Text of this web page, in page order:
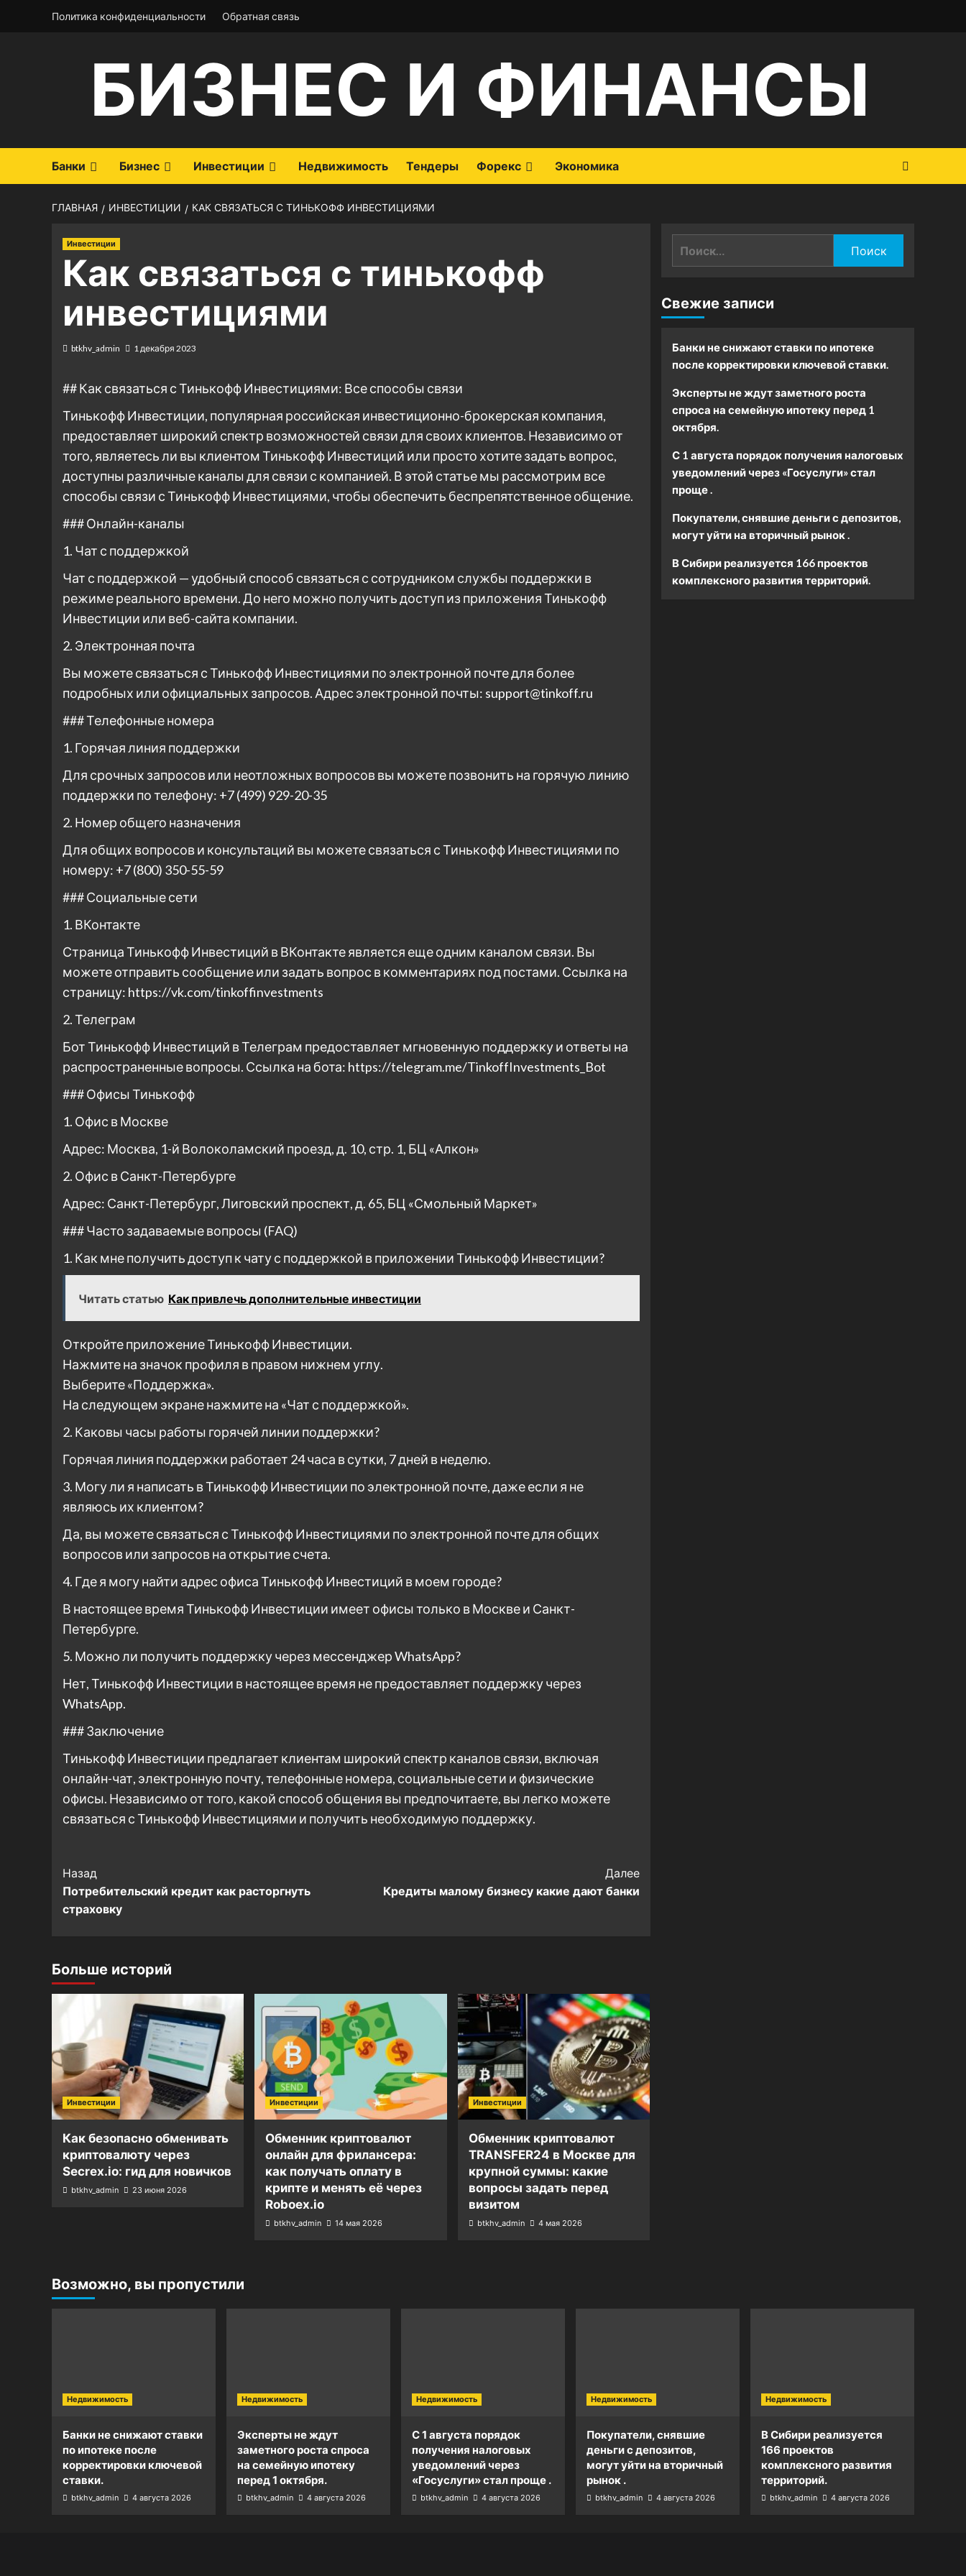
Политика конфиденциальности Обратная связь
БИЗНЕС И ФИНАНСЫ
Банки Бизнес Инвестиции Недвижимость Тендеры Форекс Экономика
ГЛАВНАЯ ИНВЕСТИЦИИ КАК СВЯЗАТЬСЯ С ТИНЬКОФФ ИНВЕСТИЦИЯМИ
Инвестиции
Как связаться с тинькофф
инвестициями
btkhv_admin 1 декабря 2023
## Как связаться с Тинькофф Инвестициями: Все способы связи
Тинькофф Инвестиции, популярная российская инвестиционно-брокерская компания,
предоставляет широкий спектр возможностей связи для своих клиентов. Независимо от
того, являетесь ли вы клиентом Тинькофф Инвестиций или просто хотите задать вопрос,
доступны различные каналы для связи с компанией. В этой статье мы рассмотрим все
способы связи с Тинькофф Инвестициями, чтобы обеспечить беспрепятственное общение.
### Онлайн-каналы
1. Чат с поддержкой
Чат с поддержкой — удобный способ связаться с сотрудником службы поддержки в
режиме реального времени. До него можно получить доступ из приложения Тинькофф
Инвестиции или веб-сайта компании.
2. Электронная почта
Вы можете связаться с Тинькофф Инвестициями по электронной почте для более
подробных или официальных запросов. Адрес электронной почты: support@tinkoff.ru
### Телефонные номера
1. Горячая линия поддержки
Для срочных запросов или неотложных вопросов вы можете позвонить на горячую линию
поддержки по телефону: +7 (499) 929-20-35
2. Номер общего назначения
Для общих вопросов и консультаций вы можете связаться с Тинькофф Инвестициями по
номеру: +7 (800) 350-55-59
### Социальные сети
1. ВКонтакте
Страница Тинькофф Инвестиций в ВКонтакте является еще одним каналом связи. Вы
можете отправить сообщение или задать вопрос в комментариях под постами. Ссылка на
страницу: https://vk.com/tinkoffinvestments
2. Телеграм
Бот Тинькофф Инвестиций в Телеграм предоставляет мгновенную поддержку и ответы на
распространенные вопросы. Ссылка на бота: https://telegram.me/TinkoffInvestments_Bot
### Офисы Тинькофф
1. Офис в Москве
Адрес: Москва, 1-й Волоколамский проезд, д. 10, стр. 1, БЦ «Алкон»
2. Офис в Санкт-Петербурге
Адрес: Санкт-Петербург, Лиговский проспект, д. 65, БЦ «Смольный Маркет»
### Часто задаваемые вопросы (FAQ)
1. Как мне получить доступ к чату с поддержкой в приложении Тинькофф Инвестиции?
Читать статью Как привлечь дополнительные инвестиции
Откройте приложение Тинькофф Инвестиции.
Нажмите на значок профиля в правом нижнем углу.
Выберите «Поддержка».
На следующем экране нажмите на «Чат с поддержкой».
2. Каковы часы работы горячей линии поддержки?
Горячая линия поддержки работает 24 часа в сутки, 7 дней в неделю.
3. Могу ли я написать в Тинькофф Инвестиции по электронной почте, даже если я не
являюсь их клиентом?
Да, вы можете связаться с Тинькофф Инвестициями по электронной почте для общих
вопросов или запросов на открытие счета.
4. Где я могу найти адрес офиса Тинькофф Инвестиций в моем городе?
В настоящее время Тинькофф Инвестиции имеет офисы только в Москве и Санкт-
Петербурге.
5. Можно ли получить поддержку через мессенджер WhatsApp?
Нет, Тинькофф Инвестиции в настоящее время не предоставляет поддержку через
WhatsApp.
### Заключение
Тинькофф Инвестиции предлагает клиентам широкий спектр каналов связи, включая
онлайн-чат, электронную почту, телефонные номера, социальные сети и физические
офисы. Независимо от того, какой способ общения вы предпочитаете, вы легко можете
связаться с Тинькофф Инвестициями и получить необходимую поддержку.
Post
Navigation
Назад
Потребительский кредит как расторгнуть
страховку
Далее
Кредиты малому бизнесу какие дают банки
Больше историй
Инвестиции
Как безопасно обменивать
криптовалюту через
Secrex.io: гид для новичков
btkhv_admin 23 июня 2026
Инвестиции
Обменник криптовалют
онлайн для фрилансера:
как получать оплату в
крипте и менять её через
Roboex.io
btkhv_admin 14 мая 2026
Инвестиции
Обменник криптовалют
TRANSFER24 в Москве для
крупной суммы: какие
вопросы задать перед
визитом
btkhv_admin 4 мая 2026
Свежие записи
Банки не снижают ставки по ипотеке
после корректировки ключевой ставки.
Эксперты не ждут заметного роста
спроса на семейную ипотеку перед 1
октября.
С 1 августа порядок получения налоговых
уведомлений через «Госуслуги» стал
проще .
Покупатели, снявшие деньги с депозитов,
могут уйти на вторичный рынок .
В Сибири реализуется 166 проектов
комплексного развития территорий.
Возможно, вы пропустили
Недвижимость
Банки не снижают ставки
по ипотеке после
корректировки ключевой
ставки.
btkhv_admin 4 августа 2026
Недвижимость
Эксперты не ждут
заметного роста спроса
на семейную ипотеку
перед 1 октября.
btkhv_admin 4 августа 2026
Недвижимость
С 1 августа порядок
получения налоговых
уведомлений через
«Госуслуги» стал проще .
btkhv_admin 4 августа 2026
Недвижимость
Покупатели, снявшие
деньги с депозитов,
могут уйти на вторичный
рынок .
btkhv_admin 4 августа 2026
Недвижимость
В Сибири реализуется
166 проектов
комплексного развития
территорий.
btkhv_admin 4 августа 2026